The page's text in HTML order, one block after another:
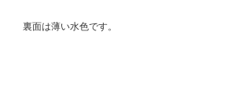
裏面は薄い水色です。